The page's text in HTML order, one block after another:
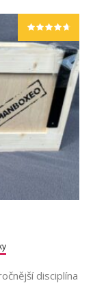
disciplína